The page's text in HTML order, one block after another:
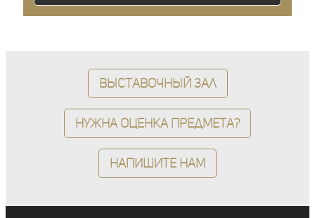
Выставочный зал
Нужна оценка предмета?
Напишите нам